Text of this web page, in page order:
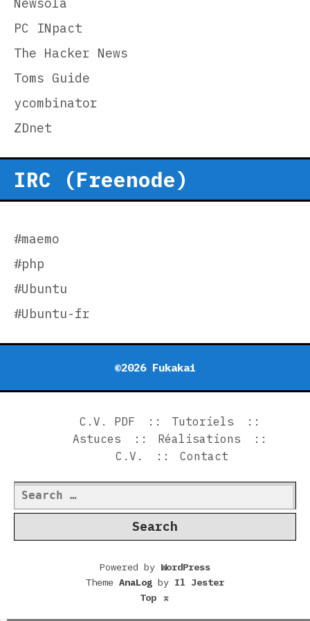
PC INpact
The Hacker News
Toms Guide
ycombinator
ZDnet
IRC (Freenode)
#maemo
#php
#Ubuntu
#Ubuntu-fr
©2026 Fukakai
C.V. PDF
Tutoriels
Astuces
Réalisations
C.V.
Contact
Search
for:
Powered by WordPress
Theme AnaLog by Il Jester
Top
⌅